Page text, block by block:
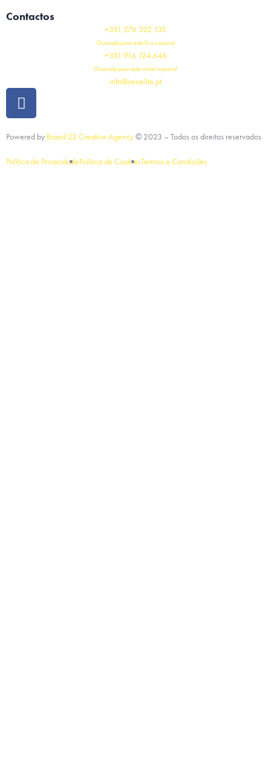
Contactos
+351 276 322 135
Chamada para rede fixa nacional
+351 916 124 646
Chamada para rede móvel nacional
info@imoelite.pt
Powered by Brand 22 Creative Agency© 2023 – Todos os direitos reservados
Política de PrivacidadePolítica de CookiesTermos e Condições